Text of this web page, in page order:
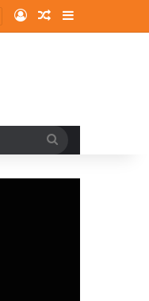
Log InRandom Article
Sidebar